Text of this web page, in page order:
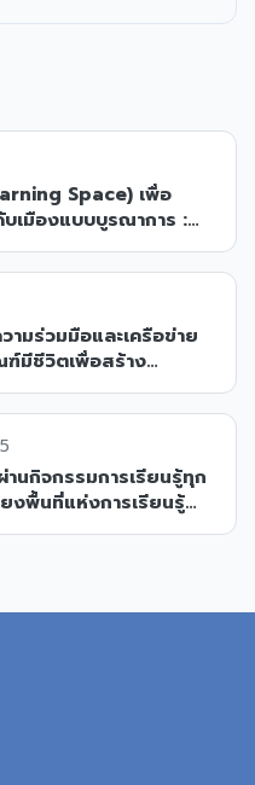
Space) เพื่อ
เมืองแบบบูรณาการ :
ามร่วมมือและเครือข่าย
มีชีวิตเพื่อสร้าง
นกิจกรรมการเรียนรู้ทุก
งพื้นที่แห่งการเรียนรู้